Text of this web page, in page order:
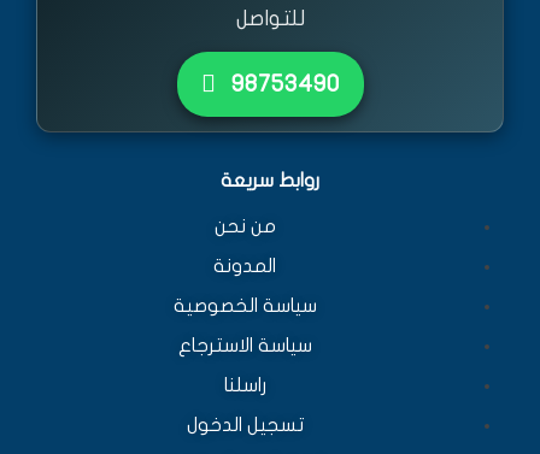
للتواصل
٩٨٧٥٣٤٩٠
روابط سريعة
من نحن
المدونة
سياسة الخصوصية
سياسة الاسترجاع
راسلنا
تسجيل الدخول